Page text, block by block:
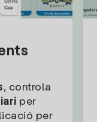
, controla
per
per